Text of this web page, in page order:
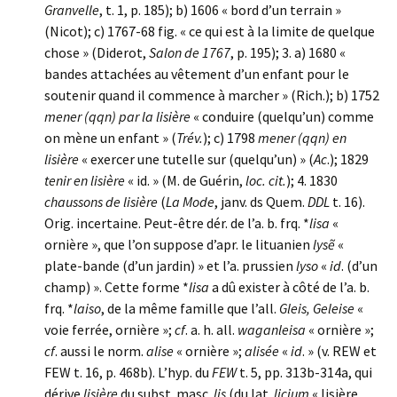
Granvelle, t. 1, p. 185); b) 1606 « bord d’un terrain »
(Nicot); c) 1767-68 fig. « ce qui est à la limite de quelque
chose » (Diderot, Salon de 1767, p. 195); 3. a) 1680 «
bandes attachées au vêtement d’un enfant pour le
soutenir quand il commence à marcher » (Rich.); b) 1752
mener (qqn) par la lisière « conduire (quelqu’un) comme
on mène un enfant » (Trév.); c) 1798 mener (qqn) en
lisière « exercer une tutelle sur (quelqu’un) » (Ac.); 1829
tenir en lisière « id. » (M. de Guérin, loc. cit.); 4. 1830
chaussons de lisière (La Mode, janv. ds Quem. DDL t. 16).
Orig. incertaine. Peut-être dér. de l’a. b. frq. *lisa «
ornière », que l’on suppose d’apr. le lituanien lysẽ «
plate-bande (d’un jardin) » et l’a. prussien lyso « id. (d’un
champ) ». Cette forme *lisa a dû exister à côté de l’a. b.
frq. *laiso, de la même famille que l’all. Gleis, Geleise «
voie ferrée, ornière »; cf. a. h. all. waganleisa « ornière »;
cf. aussi le norm. alise « ornière »; alisée « id. » (v. REW et
FEW t. 16, p. 468b). L’hyp. du FEWt. 5, pp. 313b-314a, qui
dérive lisièredu subst. masc. lis (du lat. licium « lisière